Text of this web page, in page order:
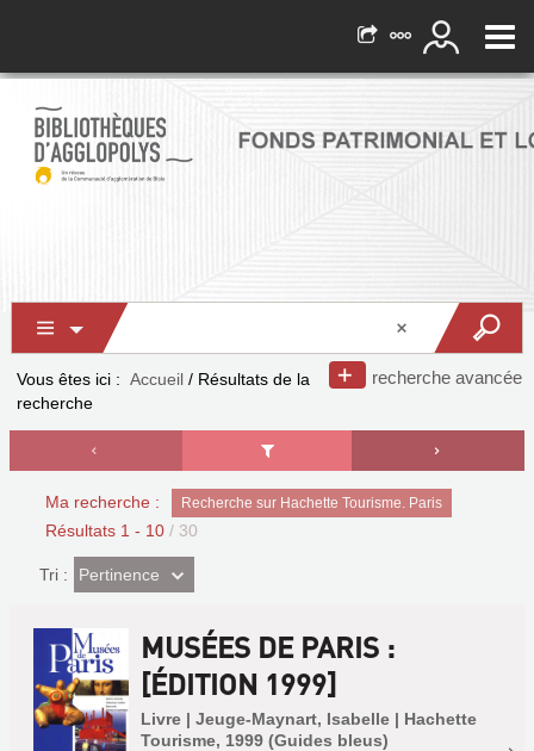
recherche avancée
Vous êtes ici : Accueil / Résultats de la
recherche
Ma recherche : Recherche sur Hachette Tourisme. Paris
Résultats 1 - 10 / 30
Tri : (Effet
imédiat)
Pertinence
MUSÉES DE PARIS :
[ÉDITION 1999]
Livre | Jeuge-Maynart, Isabelle | Hachette
Tourisme, 1999 (Guides bleus)